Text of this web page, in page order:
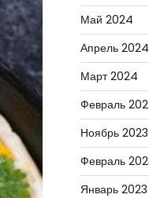
Май 2024
Апрель 2024
Март 2024
Февраль
Ноябрь 2023
Февраль
Январь 2023